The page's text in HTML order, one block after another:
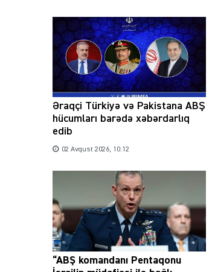
Əraqçi Türkiyə və Pakistana ABŞ
hücumları barədə xəbərdarlıq
edib
02 Avqust 2026, 10:12
“ABŞ komandanı Pentaqonu